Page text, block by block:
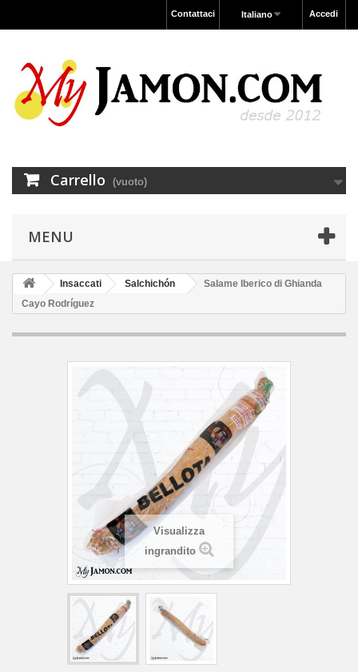
Accedi
Italiano
Contattaci
Carrello (vuoto)
MENU
Insaccati Salchichón
Salame Iberico di Ghianda
Cayo Rodríguez
Visualizza
ingrandito